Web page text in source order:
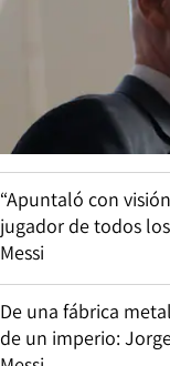
“Apuntaló con
jugador de todos
Messi
De una fábrica
de un imperio: